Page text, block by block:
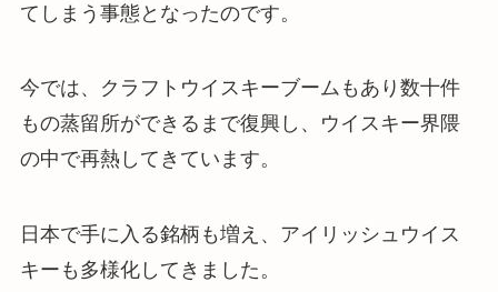
てしまう事態となったのです。
今では、クラフトウイスキーブームもあり数十件
もの蒸留所ができるまで復興し、ウイスキー界隈
の中で再熱してきています。
日本で手に入る銘柄も増え、アイリッシュウイス
キーも多様化してきました。